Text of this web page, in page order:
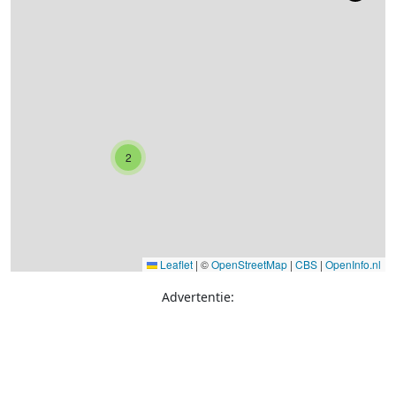
2
Leaflet | ©OpenStreetMap | CBS | OpenInfo.nl
Advertentie: